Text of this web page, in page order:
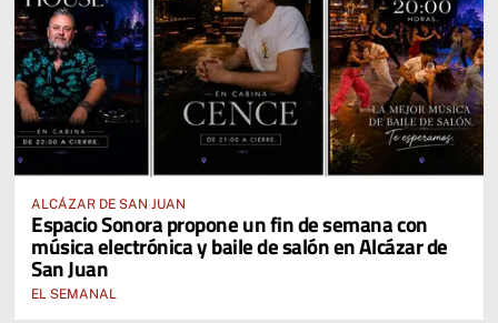
ALCÁZAR DE SAN JUAN
Espacio Sonora propone un fin de semana con
música electrónica y baile de salón en Alcázar de
San Juan
EL SEMANAL